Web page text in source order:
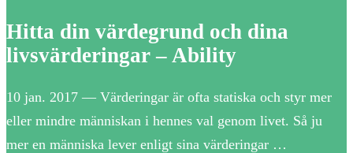
Hitta din värdegrund och dina
livsvärderingar – Ability
10 jan. 2017 — Värderingar är ofta statiska och styr mer
eller mindre människan i hennes val genom livet. Så ju
mer en människa lever enligt sina värderingar …